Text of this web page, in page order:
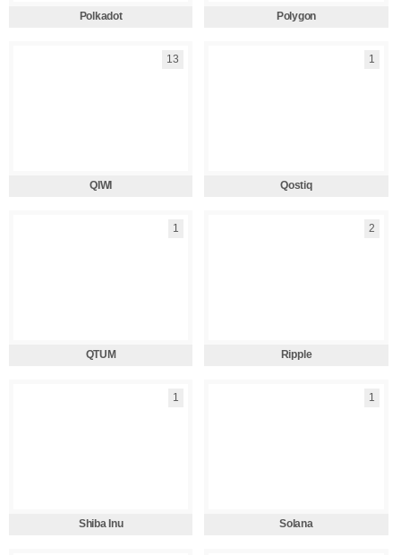
Polkadot Polygon
13
QIWI
1
Qostiq
1
QTUM
2
Ripple
1
Shiba Inu
1
Solana